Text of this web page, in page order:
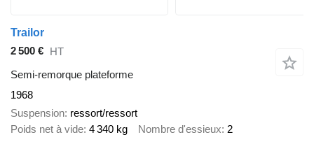
Trailor
2 500 € HT
Semi-remorque plateforme
1968
Suspension ressort/ressort
Poids net à vide 4 340 kg Nombre d'essieux 2